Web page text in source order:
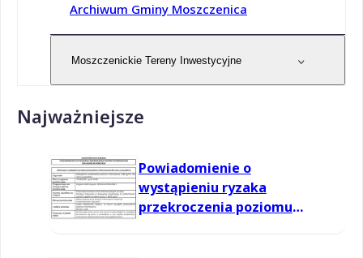
Archiwum Gminy Moszczenica
Moszczenickie Tereny Inwestycyjne
Najważniejsze
Powiadomienie o
wystąpieniu ryzaka
przekroczenia poziomu